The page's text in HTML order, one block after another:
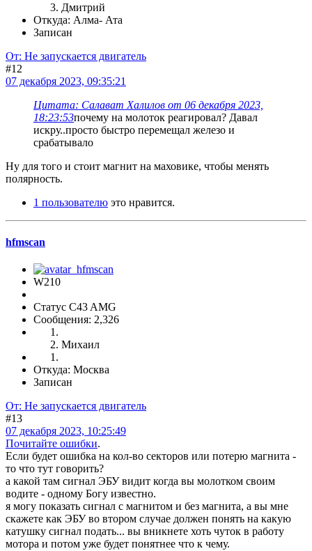
Дмитрий
Откуда: Алма- Ата
Записан
От: Не запускается двигатель
#12
07 декабря 2023, 09:35:21
Цитата: Салават Халилов от 06 декабря 2023,
18:23:53почему на молоток реагировал? Давал
искру..просто быстро перемещал железо и
срабатывало
Ну для того и стоит магнит на маховике, чтобы менять
полярность.
1 пользователю это нравится.
hfmscаn
W210
Статус C43 AMG
Сообщения: 2,326
Михаил
Откуда: Москва
Записан
От: Не запускается двигатель
#13
07 декабря 2023, 10:25:49
Почитайте ошибки.
Если будет ошибка на кол-во секторов или потерю магнита -
то что тут говорить?
а какой там сигнал ЭБУ видит когда вы молотком своим
водите - одному Богу известно.
я могу показать сигнал с магнитом и без магнита, а вы мне
скажете как ЭБУ во втором случае должен понять на какую
катушку сигнал подать... вы вникнете хоть чуток в работу
мотора и потом уже будет понятнее что к чему.